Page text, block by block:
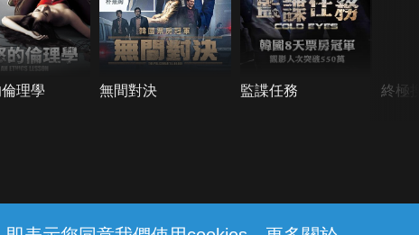
理學 無間對決 監諜任務 終極